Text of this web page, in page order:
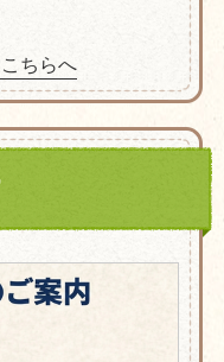
ちらへ